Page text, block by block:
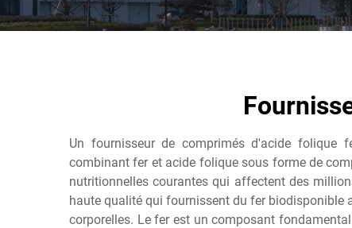
Un fournisseur de comprimés d'acide folique
combinant fer et acide folique sous forme de
nutritionnelles courantes qui affectent des
haute qualité qui fournissent du fer biodisponible
corporelles. Le fer est un composant